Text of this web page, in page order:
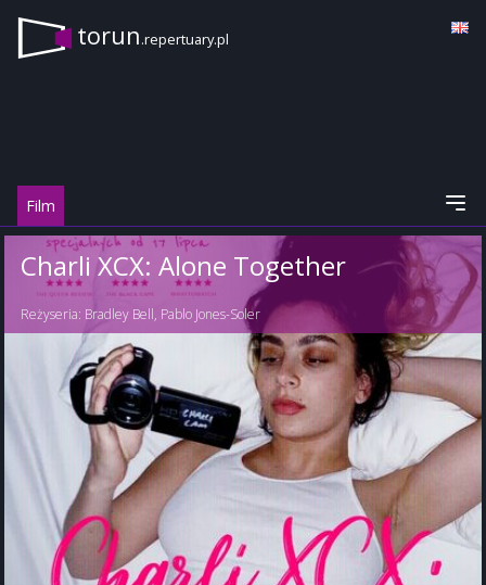
torun.repertuary.pl
Film
Charli XCX: Alone Together
Reżyseria: Bradley Bell, Pablo Jones-Soler